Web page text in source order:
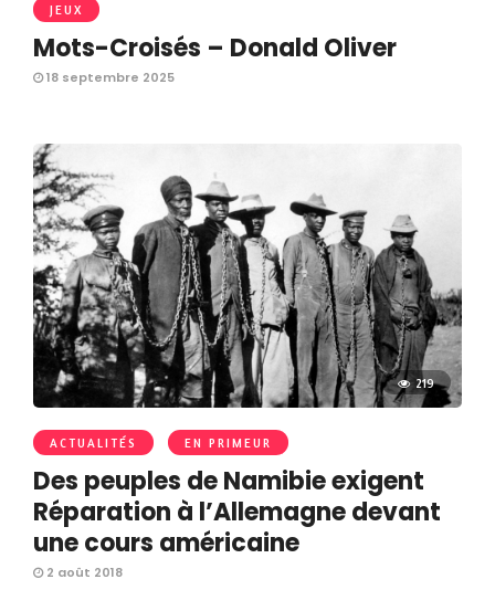
JEUX
Mots-Croisés – Donald Oliver
18 septembre 2025
219
ACTUALITÉS EN PRIMEUR
Des peuples de Namibie exigent
Réparation à l’Allemagne devant
une cours américaine
2 août 2018